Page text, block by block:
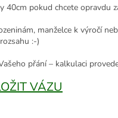
40cm pokud chcete opravdu
manželce k výročí
rozsahu :-)
přání – kalkulaci
VÁZU